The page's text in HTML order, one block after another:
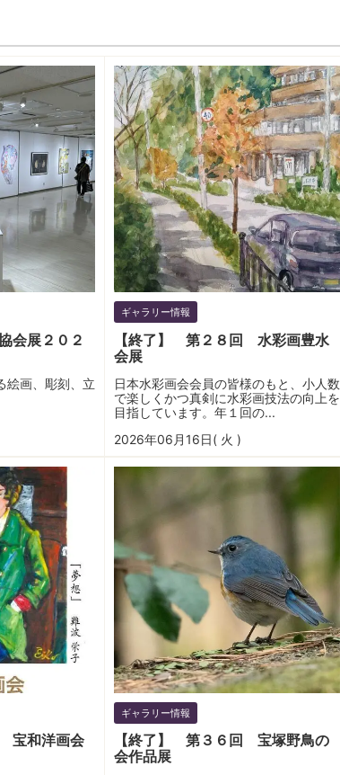
会展２０２
絵画、彫刻、立
ギャラリー情報
【終了】 第２８回 水彩画豊水
会展
日本水彩画会会員の皆様のもと、小人数
で楽しくかつ真剣に水彩画技法の向上を
目指しています。年１回の...
2026年06月16日( 火 )
宝和洋画会
ギャラリー情報
【終了】 第３６回 宝塚野鳥の
会作品展